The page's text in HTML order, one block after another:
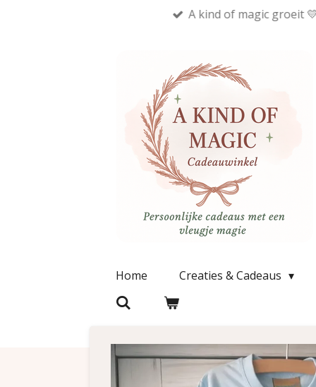
A kind of magic groeit
Home Creaties & Cadeaus